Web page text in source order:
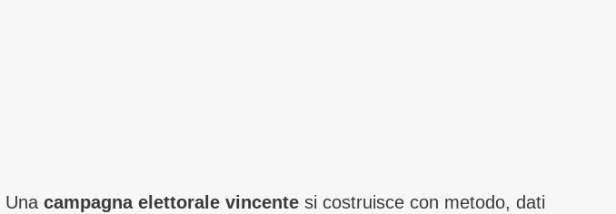
Una campagna elettorale vincente si costruisce con metodo, dati